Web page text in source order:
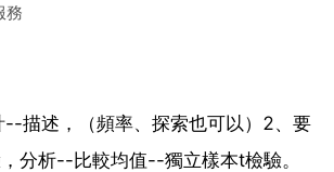
務
描述，（頻率、探索也可以）2、要
分析--比較均值--獨立樣本t檢驗。